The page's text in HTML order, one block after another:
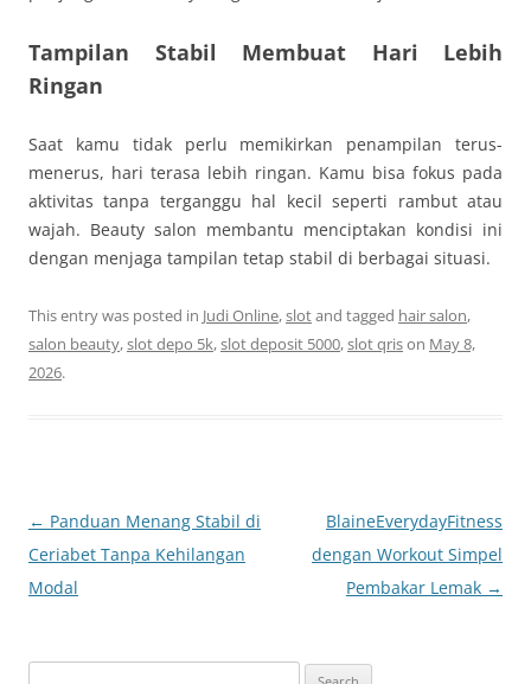
Tampilan Stabil Membuat Hari Lebih
Ringan
Saat kamu tidak perlu memikirkan penampilan terus-
menerus, hari terasa lebih ringan. Kamu bisa fokus pada
aktivitas tanpa terganggu hal kecil seperti rambut atau
wajah. Beauty salon membantu menciptakan kondisi ini
dengan menjaga tampilan tetap stabil di berbagai situasi.
This entry was posted in Judi Online,slotand tagged hair salon,
salon beauty,slot depo 5k,slot deposit 5000,slot qrison May 8,
2026.
Post
navigation
← Panduan Menang Stabil di
Ceriabet Tanpa Kehilangan
Modal
BlaineEverydayFitness
dengan Workout Simpel
Pembakar Lemak →